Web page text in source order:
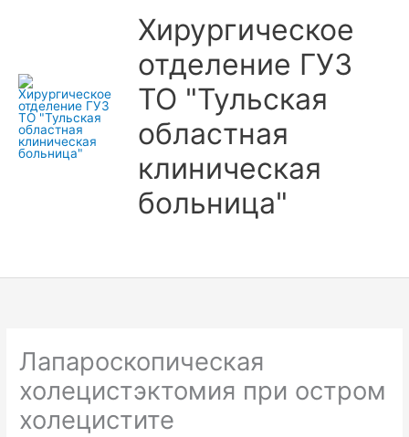
Хирургическое
отделение ГУЗ
ТО "Тульская
областная
клиническая
больница"
Лапароскопическая
холецистэктомия при остром
холецистите